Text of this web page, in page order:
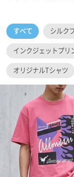
すべて シルク
インクジェットプリ
オリジナルTシャツ